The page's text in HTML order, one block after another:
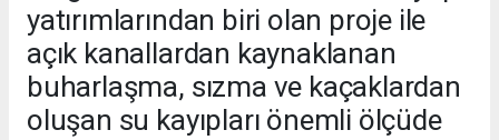
yatırımlarından biri olan proje ile
açık kanallardan kaynaklanan
buharlaşma, sızma ve kaçaklardan
oluşan su kayıpları önemli ölçüde